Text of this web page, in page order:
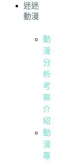
迷迷
動漫
動
漫
分
析
考
察
介
紹
動
漫
專